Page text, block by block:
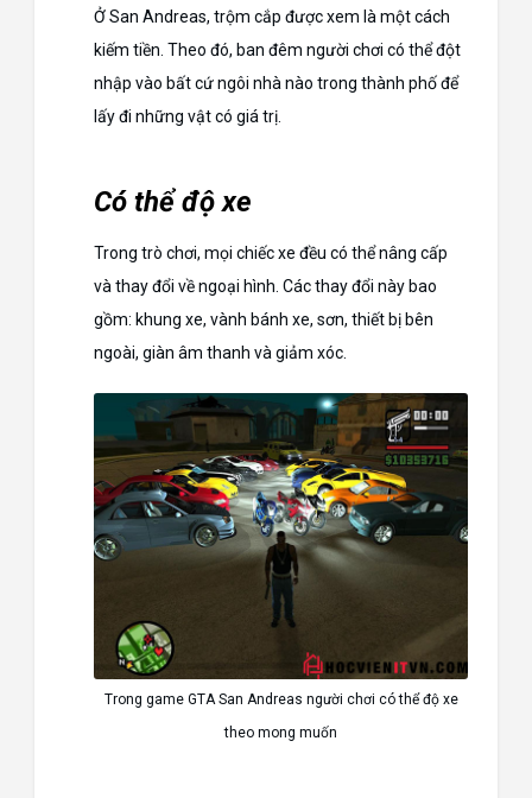
Ở San Andreas, trộm cắp được xem là một cách
kiếm tiền. Theo đó, ban đêm người chơi có thể đột
nhập vào bất cứ ngôi nhà nào trong thành phố để
lấy đi những vật có giá trị.
Có thể độ xe
Trong trò chơi, mọi chiếc xe đều có thể nâng cấp
và thay đổi về ngoại hình. Các thay đổi này bao
gồm: khung xe, vành bánh xe, sơn, thiết bị bên
ngoài, giàn âm thanh và giảm xóc.
Trong game GTA San Andreas người chơi có thể độ xe
theo mong muốn